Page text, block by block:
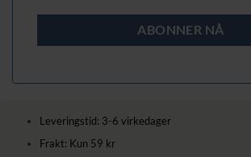
Leveringstid: 3-6 virkedager
Frakt: Kun 59 kr